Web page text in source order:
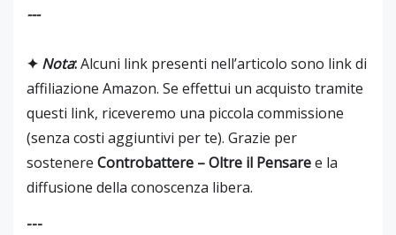
---
✦ Nota:Alcuni link presenti nell’articolo sono link di
affiliazione Amazon. Se effettui un acquisto tramite
questi link, riceveremo una piccola commissione
(senza costi aggiuntivi per te). Grazie per
sostenere Controbattere – Oltre il Pensaree la
diffusione della conoscenza libera.
---